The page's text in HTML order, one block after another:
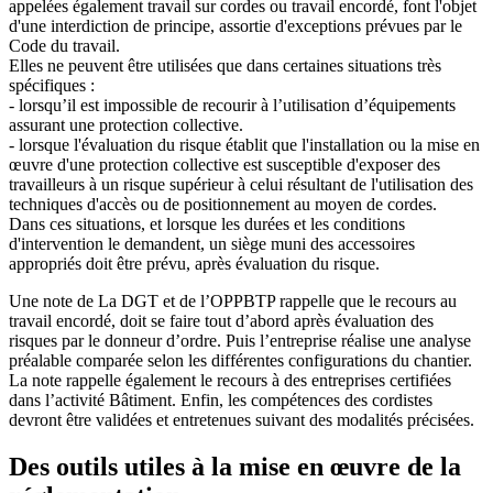
appelées également travail sur cordes ou travail encordé, font l'objet
d'une interdiction de principe, assortie d'exceptions prévues par le
Code du travail.
Elles ne peuvent être utilisées que dans certaines situations très
spécifiques :
- lorsqu’il est impossible de recourir à l’utilisation d’équipements
assurant une protection collective.
- lorsque l'évaluation du risque établit que l'installation ou la mise en
œuvre d'une protection collective est susceptible d'exposer des
travailleurs à un risque supérieur à celui résultant de l'utilisation des
techniques d'accès ou de positionnement au moyen de cordes.
Dans ces situations, et lorsque les durées et les conditions
d'intervention le demandent, un siège muni des accessoires
appropriés doit être prévu, après évaluation du risque.
Une note de La DGT et de l’OPPBTP rappelle que le recours au
travail encordé, doit se faire tout d’abord après évaluation des
risques par le donneur d’ordre. Puis l’entreprise réalise une analyse
préalable comparée selon les différentes configurations du chantier.
La note rappelle également le recours à des entreprises certifiées
dans l’activité Bâtiment. Enfin, les compétences des cordistes
devront être validées et entretenues suivant des modalités précisées.
Des outils utiles à la mise en œuvre de la